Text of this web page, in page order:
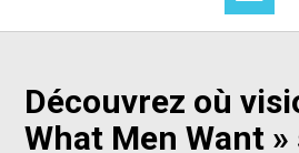
Découvrez où
What Men Want